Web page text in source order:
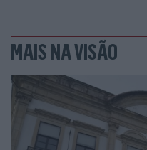
MAIS NA VISÃO